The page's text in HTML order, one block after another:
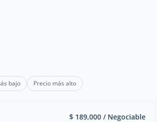
bajo Precio más alto
$ 189,000 / Negociable